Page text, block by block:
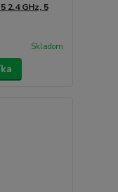
2.4 GHz, 5
Skladom